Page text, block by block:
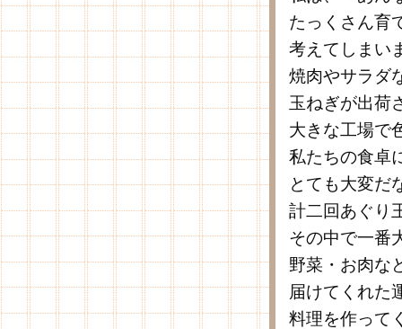
たっくさん育
考えてしまい
焼肉やサラダ
玉ねぎが出荷
大きな工場で
私たちの食卓
とても大変だ
計二回あぐり
その中で一番
野菜・お肉な
届けてくれた
料理を作って